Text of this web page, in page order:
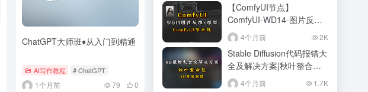
ChatGPT大师班♦从入门到精通
AI写作教程 # ChatGPT
1个月前 79 0
【ComfyUI节点】
ComfyUI-WD14-图片反推
标签器4个月前 2K
Stable Diffusion代码报错大
全及解决方案|秋叶整合包
版本 4个月前 1.7K